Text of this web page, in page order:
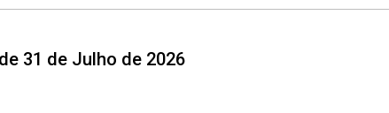
31 de Julho de 2026